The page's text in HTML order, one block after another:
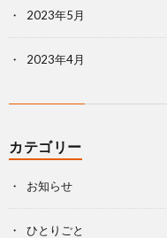
2023年5月
2023年4月
カテゴリー
お知らせ
ひとりごと